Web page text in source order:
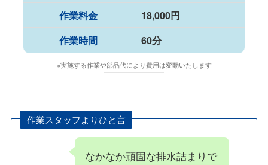
作業料金
18,000円
作業時間
60分
※実施する作業や部品代により費用は変動いたします
作業スタッフよりひと言
なかなか頑固な排水詰まりで